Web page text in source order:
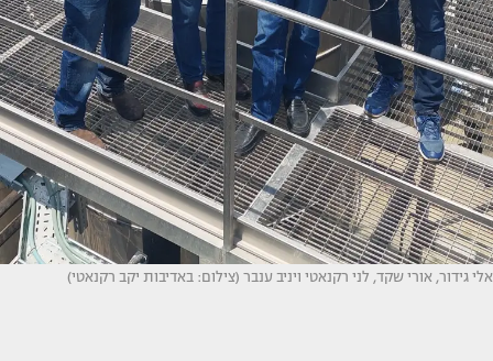
אלי גידור, אורי שקד, לני רקנאטי ויניב ענבר (צילום: באדיבות יקב רקנאטי)